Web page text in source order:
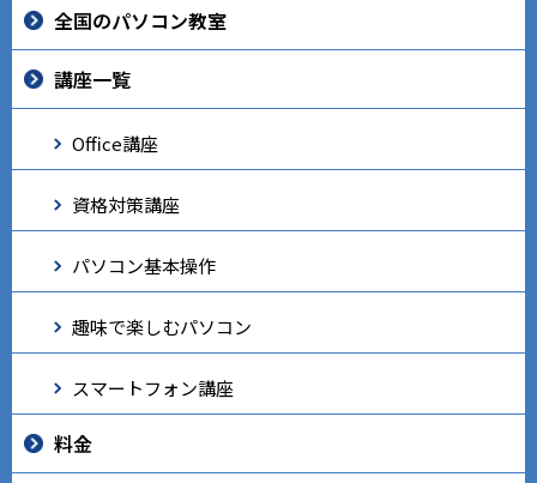
全国のパソコン教室
講座一覧
Office講座
資格対策講座
パソコン基本操作
趣味で楽しむパソコン
スマートフォン講座
料金